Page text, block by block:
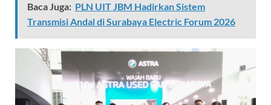
Baca Juga: PLN UIT JBM Hadirkan Sistem
Transmisi Andal di Surabaya Electric Forum 2026